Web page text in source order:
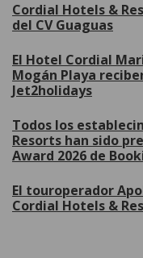
Cordial Hotels &
del CV Guaguas
El Hotel Cordial
Mogán Playa
Jet2holidays
Todos los
Resorts han sido
Award 2026 de
El touroperador
Cordial Hotels &